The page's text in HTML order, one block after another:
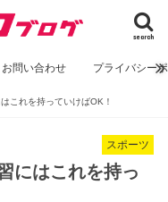
search
お問い合わせ プライバシー
これを持っていけばOK！
スポーツ
にはこれを持っ